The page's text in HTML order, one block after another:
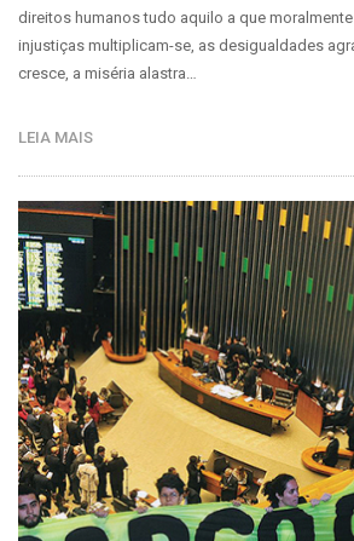
direitos humanos tudo aquilo a que
injustiças multiplicam-se, as desigualdades
cresce, a miséria alastra…
LEIA MAIS